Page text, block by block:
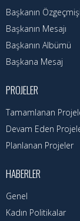
Etkinlik Takvimi
Hizmet Rehberi
Meclis
İhale İlanları
Vefat Edenler
Telefon Rehberi
Başkanın Özgeçmişi
Başkanın Mesajı
Başkanın Albümü
Başkana Mesaj
PROJELER
Tamamlanan
Devam Eden
Planlanan Projeler
HABERLER
Genel
Kadın Politikalar